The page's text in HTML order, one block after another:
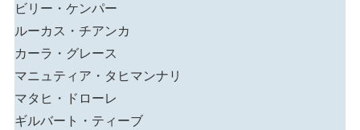
ビリー・ケンパー
ルーカス・チアンカ
カーラ・グレース
マニュティア・タヒマンナリ
マタヒ・ドローレ
ギルバート・ティーブ